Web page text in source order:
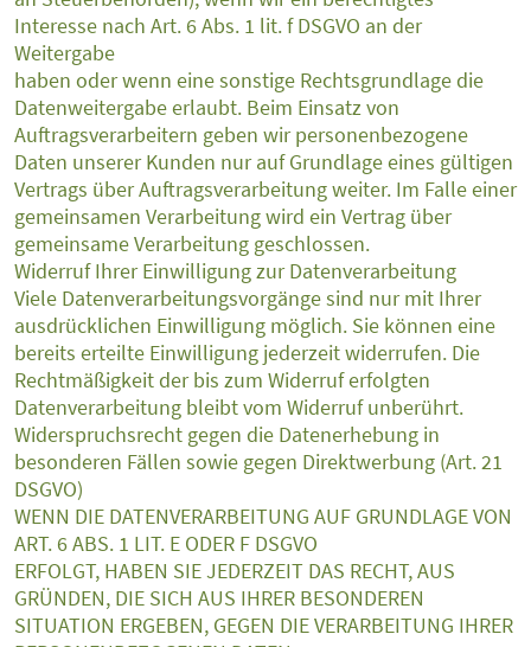
Interesse nach Art. 6 Abs. 1 lit. f DSGVO an der
Weitergabe
haben oder wenn eine sonstige Rechtsgrundlage die
Datenweitergabe erlaubt. Beim Einsatz von
Auftragsverarbeitern geben wir personenbezogene
Daten unserer Kunden nur auf Grundlage eines gültigen
Vertrags über Auftragsverarbeitung weiter. Im Falle einer
gemeinsamen Verarbeitung wird ein Vertrag über
gemeinsame Verarbeitung geschlossen.
Widerruf Ihrer Einwilligung zur Datenverarbeitung
Viele Datenverarbeitungsvorgänge sind nur mit Ihrer
ausdrücklichen Einwilligung möglich. Sie können eine
bereits erteilte Einwilligung jederzeit widerrufen. Die
Rechtmäßigkeit der bis zum Widerruf erfolgten
Datenverarbeitung bleibt vom Widerruf unberührt.
Widerspruchsrecht gegen die Datenerhebung in
besonderen Fällen sowie gegen Direktwerbung (Art. 21
DSGVO)
WENN DIE DATENVERARBEITUNG AUF GRUNDLAGE VON
ART. 6 ABS. 1 LIT. E ODER F DSGVO
ERFOLGT, HABEN SIE JEDERZEIT DAS RECHT, AUS
GRÜNDEN, DIE SICH AUS IHRER BESONDEREN
SITUATION ERGEBEN, GEGEN DIE VERARBEITUNG IHRER